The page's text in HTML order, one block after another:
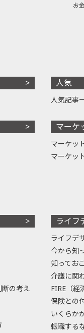
お
人気
人気記事
マーケ
マーケッ
マーケッ
断の考え
ライフ
ライフデ
今から知
知ってお
介護に関
FIRE（経
保険との
いくらか
転職する